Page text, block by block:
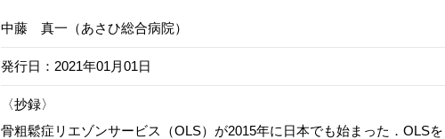
中藤 真一（あさひ総合病院）
発行日：2021年01月01日
〈抄録〉
骨粗鬆症リエゾンサービス（OLS）が2015年に日本でも始まった．OLSを